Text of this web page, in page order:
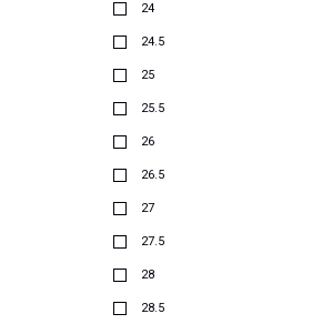
24
24.5
25
25.5
26
26.5
27
27.5
28
28.5